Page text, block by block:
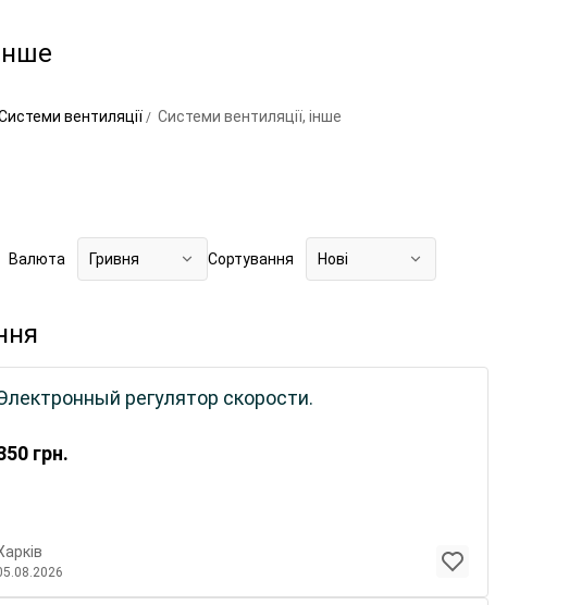
вентиляції Системи вентиляції, інше
Валюта Гривня Сортування Нові
грн.
регулятор скорости.